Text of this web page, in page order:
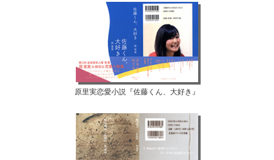
原里実恋愛小説『佐藤くん、大好き』